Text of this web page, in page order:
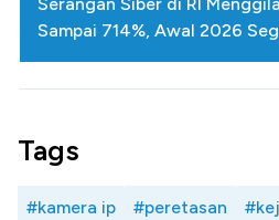
Sampai 714%, Awal 2026
Tags
#kamera ip #peretasan